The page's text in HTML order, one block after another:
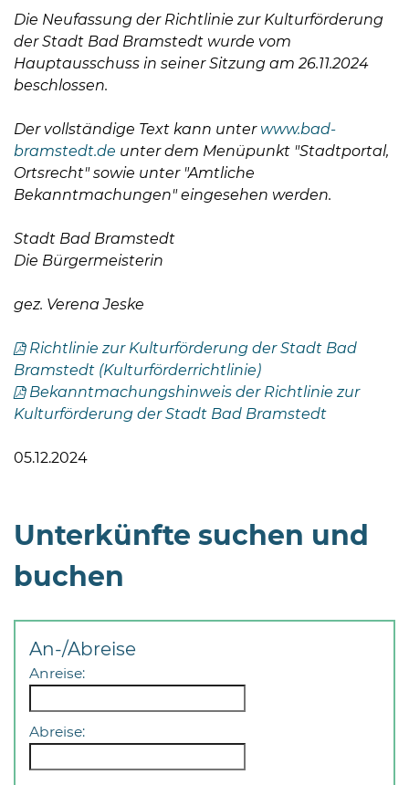
506-
zentrale@badbramstedt.de
Mo,
Fr
08
Do
08
Uhr
Uhr
außerhalb
Öffnungszeiten
nach
Vereinbarung.
Die Neufassung der Richtlinie zur Kulturförderung
der Stadt Bad Bramstedt wurde vom
Hauptausschuss in seiner Sitzung am 26.11.2024
beschlossen.
Der vollständige Text kann unter www.bad-
bramstedt.de unter dem Menüpunkt "Stadtportal,
Ortsrecht" sowie unter "Amtliche
Bekanntmachungen" eingesehen werden.
Stadt Bad Bramstedt
Die Bürgermeisterin
gez. Verena Jeske
Richtlinie zur Kulturförderung der Stadt Bad
Bramstedt (Kulturförderrichtlinie)
Bekanntmachungshinweis der Richtlinie zur
Kulturförderung der Stadt Bad Bramstedt
05.12.2024
Unterkünfte suchen und
buchen
An-/Abreise
Anreise:
Abreise: